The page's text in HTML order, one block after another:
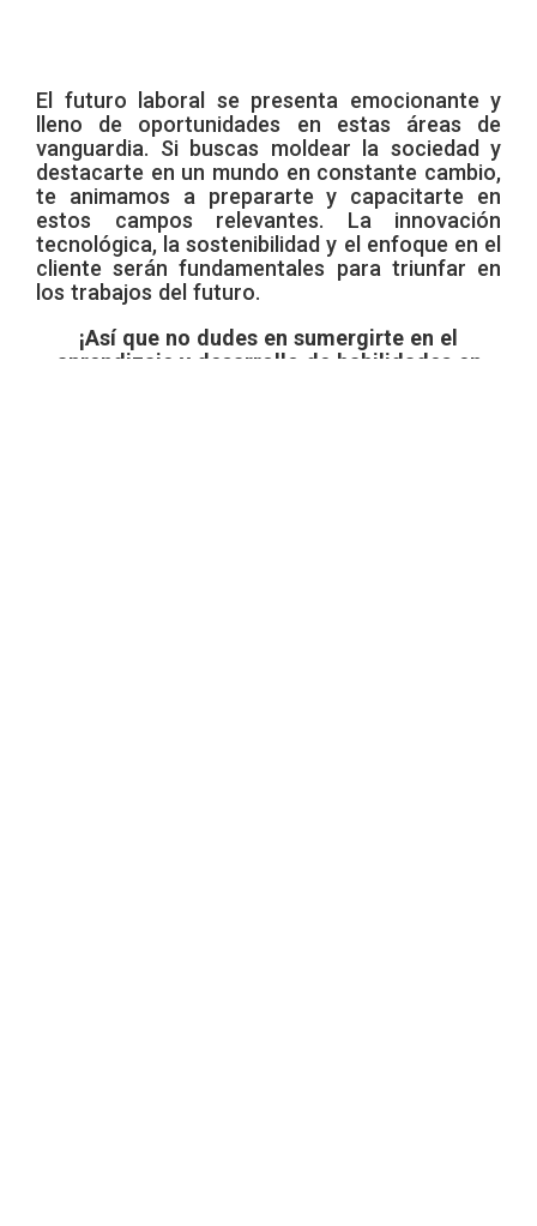
El futuro laboral se presenta emocionante y
lleno de oportunidades en estas áreas de
vanguardia. Si buscas moldear la sociedad y
destacarte en un mundo en constante cambio,
te animamos a prepararte y capacitarte en
estos campos relevantes. La innovación
tecnológica, la sostenibilidad y el enfoque en el
cliente serán fundamentales para triunfar en
los trabajos del futuro.
¡Así que no dudes en sumergirte en el
aprendizaje y desarrollo de habilidades en